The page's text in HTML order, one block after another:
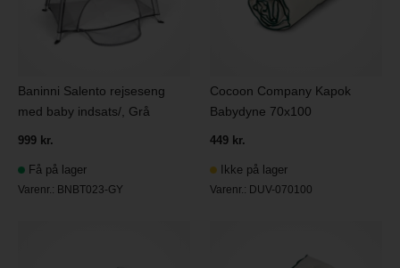
Baninni Salento rejseseng
med baby indsats/, Grå
999 kr.
Få på lager
Varenr.: BNBT023-GY
Cocoon Company Kapok
Babydyne 70x100
449 kr.
Ikke på lager
Varenr.: DUV-070100